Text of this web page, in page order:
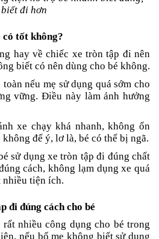
biết đi hơn
có tốt không?
hay về chiếc xe tròn tập đi nên
biết có nên dùng cho bé không.
nếu mẹ sử dụng quá sớm cho
vững. Điều này làm ảnh hưởng
xe chạy khá nhanh, không ổn
để ý, lơ là, bé có thể bị ngã.
sử dụng xe tròn tập đi đúng chất
cách, không lạm dụng xe quá
nhiều tiện ích.
đi đúng cách cho bé
nhiều công dụng cho bé trong
nếu bố mẹ không biết sử dụng